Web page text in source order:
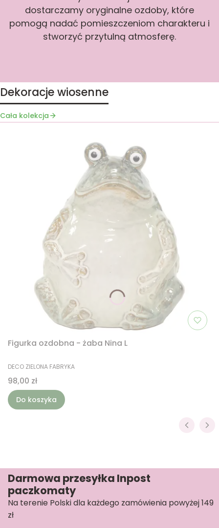
dostarczamy oryginalne ozdoby, które
pomogą nadać pomieszczeniom charakteru i
stworzyć przytulną atmosferę.
Dekoracje wiosenne
Cała kolekcja
Figurka ozdobna - żaba Nina L
PRODUCENT
DECO ZIELONA FABRYKA
Cena
98,00 zł
Do koszyka
Darmowa przesyłka Inpost
paczkomaty
Na terenie Polski dla każdego zamówienia powyżej 149
zł